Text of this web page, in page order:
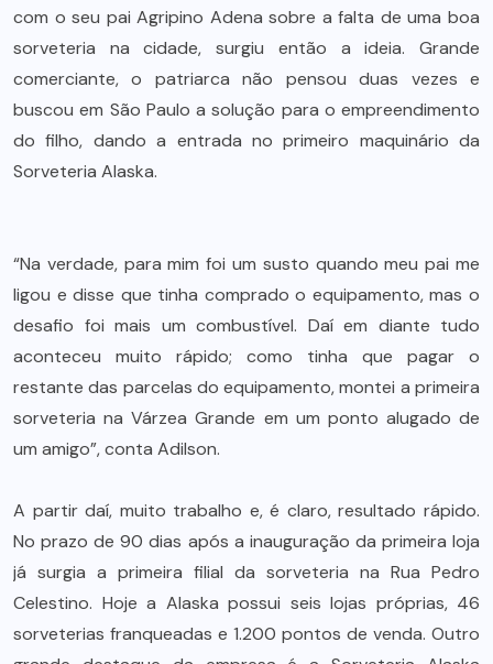
com o seu pai Agripino Adena sobre a falta de uma boa
sorveteria na cidade, surgiu então a ideia. Grande
comerciante, o patriarca não pensou duas vezes e
buscou em São Paulo a solução para o empreendimento
do filho, dando a entrada no primeiro maquinário da
Sorveteria Alaska.
“Na verdade, para mim foi um susto quando meu pai me
ligou e disse que tinha comprado o equipamento, mas o
desafio foi mais um combustível. Daí em diante tudo
aconteceu muito rápido; como tinha que pagar o
restante das parcelas do equipamento, montei a primeira
sorveteria na Várzea Grande em um ponto alugado de
um amigo”, conta Adilson.
A partir daí, muito trabalho e, é claro, resultado rápido.
No prazo de 90 dias após a inauguração da primeira loja
já surgia a primeira filial da sorveteria na Rua Pedro
Celestino. Hoje a Alaska possui seis lojas próprias, 46
sorveterias franqueadas e 1.200 pontos de venda. Outro